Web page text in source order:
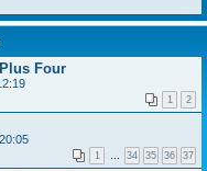
Four
1 2
1 … 34 35 36 37